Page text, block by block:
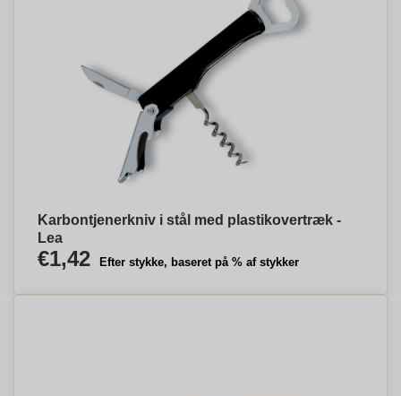
Karbontjenerkniv i stål med plastikovertræk -
Lea
€1,42 Efter stykke, baseret på % af stykker